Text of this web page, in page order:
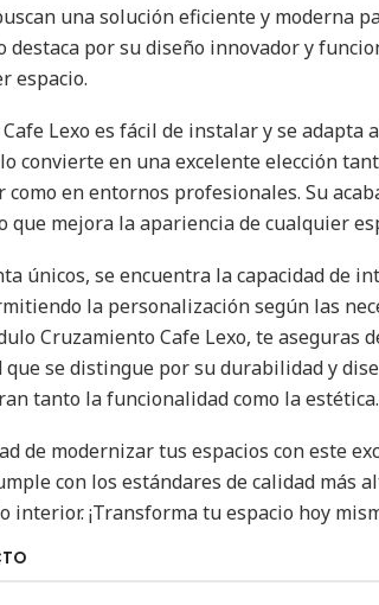
una solución eficiente y moderna
destaca por su diseño innovador y
espacio.
Lexo es fácil de instalar y se adapta
convierte en una excelente elección
como en entornos profesionales. Su
que mejora la apariencia de cualquier
únicos, se encuentra la capacidad de
la personalización según las
Cruzamiento Cafe Lexo, te aseguras
se distingue por su durabilidad y
tanto la funcionalidad como la estética.
de modernizar tus espacios con este
con los estándares de calidad más
interior. ¡Transforma tu espacio hoy